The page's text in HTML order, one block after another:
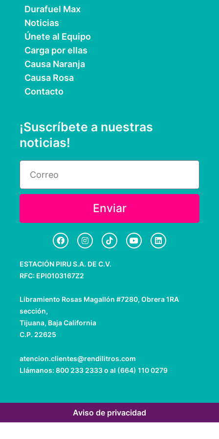
Durafuel Max
Noticias
Únete al Equipo
Carga por ellas
Causa Naranja
Causa Rosa
Contacto
¡Suscríbete a nuestras
noticias!
Enviar
F
a
c
e
b
o
I
n
s
a
m
T
i
k
t
o
Y
o
u
L
i
n
ESTACIÓN PIRU S.A. DE C.V.
RFC: EPI0103167Z2
Libramiento Rosas Magallón #7280, Obrera 1RA
sección,
Tijuana, Baja California
C.P. 22625
atencion.clientes@rendilitros.com
Llámanos: 800 233 2333 o al (664) 110 0279
Aviso de privacidad